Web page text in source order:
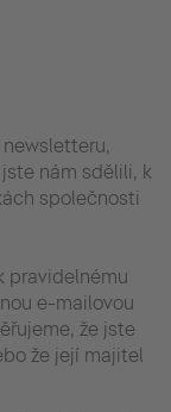
nám sdělili, k
společnosti
pravidelnému
e-mailovou
že jste
že její majitel